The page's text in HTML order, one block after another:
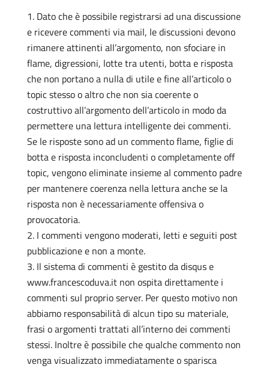
Dato che è possibile registrarsi ad una discussione
e ricevere commenti via mail, le discussioni devono
rimanere attinenti all’argomento, non sfociare in
flame, digressioni, lotte tra utenti, botta e risposta
che non portano a nulla di utile e fine all’articolo o
topic stesso o altro che non sia coerente o
costruttivo all’argomento dell’articolo in modo da
permettere una lettura intelligente dei commenti.
Se le risposte sono ad un commento flame, figlie di
botta e risposta inconcludenti o completamente off
topic, vengono eliminate insieme al commento padre
per mantenere coerenza nella lettura anche se la
risposta non è necessariamente offensiva o
provocatoria.
I commenti vengono moderati, letti e seguiti post
pubblicazione e non a monte.
Il sistema di commenti è gestito da disqus e
www.francescoduva.it non ospita direttamente i
commenti sul proprio server. Per questo motivo non
abbiamo responsabilità di alcun tipo su materiale,
frasi o argomenti trattati all’interno dei commenti
stessi. Inoltre è possibile che qualche commento non
venga visualizzato immediatamente o sparisca